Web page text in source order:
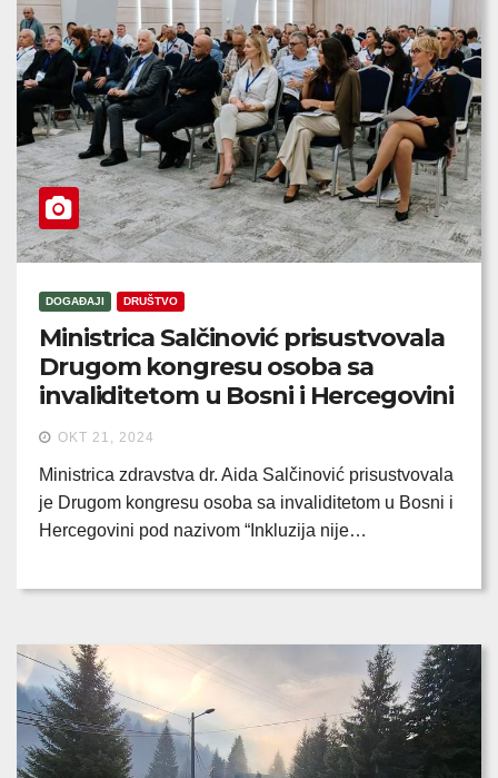
DOGAĐAJI DRUŠTVO
Ministrica Salčinović prisustvovala
Drugom kongresu osoba sa
invaliditetom u Bosni i Hercegovini
OKT 21, 2024
Ministrica zdravstva dr. Aida Salčinović prisustvovala
je Drugom kongresu osoba sa invaliditetom u Bosni i
Hercegovini pod nazivom “Inkluzija nije…